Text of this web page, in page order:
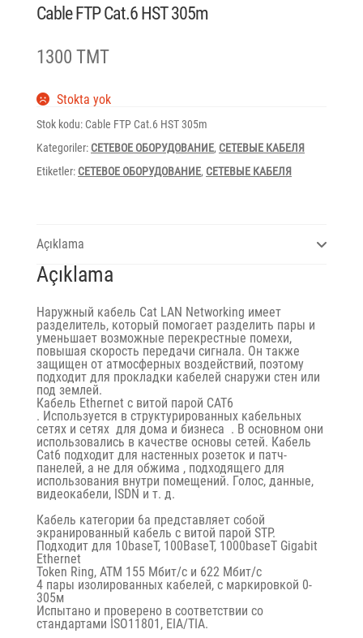
Cable FTP Cat.6 HST 305m
1300 TMT
Stokta yok
Stok kodu: Cable FTP Cat.6 HST 305m
Kategoriler: СЕТЕВОЕ ОБОРУДОВАНИЕ, СЕТЕВЫЕ КАБЕЛЯ
Etiketler: СЕТЕВОЕ ОБОРУДОВАНИЕ, СЕТЕВЫЕ КАБЕЛЯ
Açıklama
Açıklama
Наружный кабель Cat LAN Networking имеет
разделитель, который помогает разделить пары и
уменьшает возможные перекрестные помехи,
повышая скорость передачи сигнала. Он также
защищен от атмосферных воздействий, поэтому
подходит для прокладки кабелей снаружи стен или
под землей.
Кабель Ethernet с витой парой CAT6
. Используется в структурированных кабельных
сетях и сетях для дома и бизнеса . В основном они
использовались в качестве основы сетей. Кабель
Cat6 подходит для настенных розеток и патч-
панелей, а не для обжима , подходящего для
использования внутри помещений. Голос, данные,
видеокабели, ISDN и т. д.
Кабель категории 6a представляет собой
экранированный кабель с витой парой STP.
Подходит для 10baseT, 100BaseT, 1000baseT Gigabit
Ethernet
Token Ring, ATM 155 Мбит/с и 622 Мбит/с
4 пары изолированных кабелей, с маркировкой 0-
305м
Испытано и проверено в соответствии со
стандартами ISO11801, EIA/TIA.